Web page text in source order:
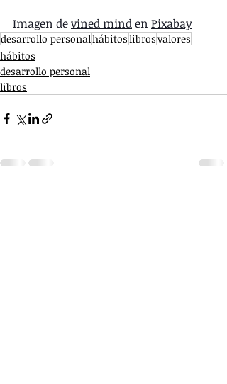
Imagen de vined mind en Pixabay
desarrollo personalhábitoslibrosvalores
hábitos
desarrollo personal
libros